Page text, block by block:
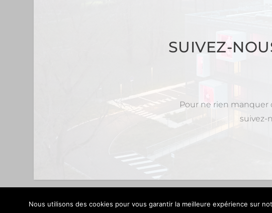
SUIVEZ-
Pour ne rien manquer
suivez-
Nous utilisons des cookies pour vous garantir la meilleure expérience sur